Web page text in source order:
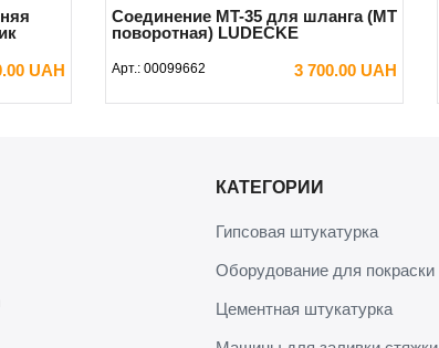
UAH
Соединение MT-35 для шланга (MT
поворотная) LUDECKE
Арт.: 00099662 3 700.00 UAH
В КОРЗИНУ
КАТЕГОРИИ
Гипсовая штукатурка
Оборудование для покраски
Цементная штукатурка